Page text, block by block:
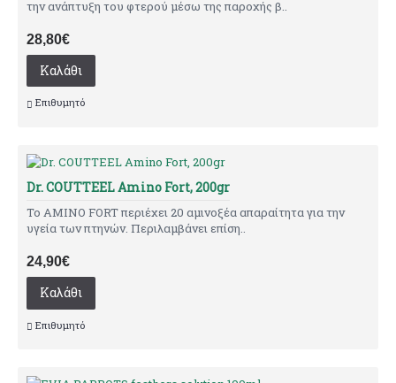
την ανάπτυξη του φτερού μέσω της παροχής β..
28,80€
Καλάθι
Επιθυμητό
Dr. COUTTEEL Amino Fort, 200gr
To AMINO FORT περιέχει 20 αμινοξέα απαραίτητα για την
υγεία των πτηνών. Περιλαμβάνει επίση..
24,90€
Καλάθι
Επιθυμητό